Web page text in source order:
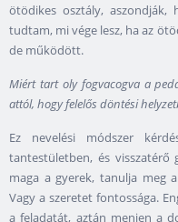
ötödikes osztály, aszondják,
tudtam, mi vége lesz, ha az
de működött.
Miért tart oly fogvacogva a
attól, hogy felelős döntési
Ez nevelési módszer
tantestületben, és
maga a gyerek, tanulja meg
Vagy a szeretet fontossága.
a feladatát, aztán menjen a